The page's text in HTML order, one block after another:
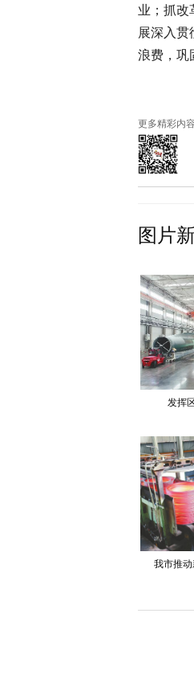
业；抓改
展深入贯
浪费，巩
更多精彩内
邢台
官方微
图片
发挥
我市推